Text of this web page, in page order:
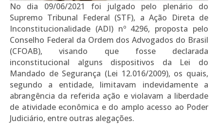
No dia 09/06/2021 foi julgado pelo plenário do
Supremo Tribunal Federal (STF), a Ação Direta de
Inconstitucionalidade (ADI) nº 4296, proposta pelo
Conselho Federal da Ordem dos Advogados do Brasil
(CFOAB), visando que fosse declarada
inconstitucional alguns dispositivos da Lei do
Mandado de Segurança (Lei 12.016/2009), os quais,
segundo a entidade, limitavam indevidamente a
abrangência da referida ação e violavam a liberdade
de atividade econômica e do amplo acesso ao Poder
Judiciário, entre outras alegações.